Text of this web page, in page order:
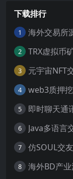
下载排行
1
2
3
4 web3质押
5
6
7
8 海外BD产